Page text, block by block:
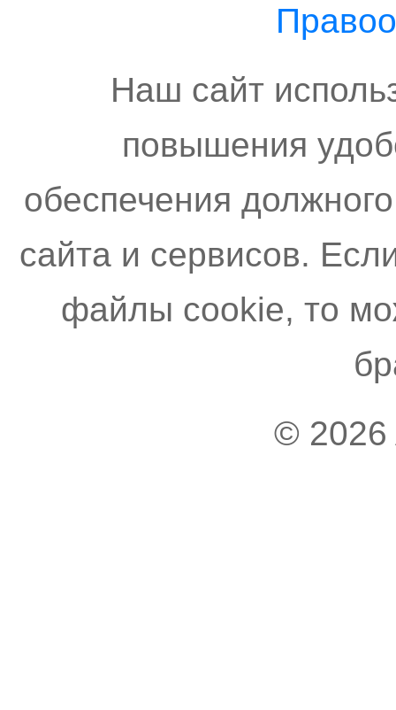
Наш сайт
повышения
обеспечения
сайта и сервисов.
файлы cookie, то
© 2026